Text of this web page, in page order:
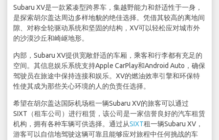
Subaru XV是一款紧凑型跨界车，集越野能力和舒适性于一身，
是探索胡尔盖达周边多样地貌的绝佳选择。凭借其较高的离地间
隙、对称全轮驱动系统和坚固的结构，XV可以轻松应对城市外
的沙漠沙丘和崎岖地形。
内部，Subaru XV提供宽敞舒适的车厢，乘客和行李都有充足的
空间。其信息娱乐系统支持Apple CarPlay和Android Auto，确保
驾驶员在旅途中保持连接和娱乐。XV的燃油效率引擎和环保特
性使其成为那些关心环境的人的负责任选择。
希望在胡尔盖达国际机场租一辆Subaru XV的旅客可以通过
SIXT（租车公司）进行租赁，该公司是一家信誉良好的汽车租赁
机构，拥有各种车辆可供选择。通过从SIXT租一辆Subaru XV，
游客可以自信地驾驶这辆可靠且能够应对旅程中任何挑战的车